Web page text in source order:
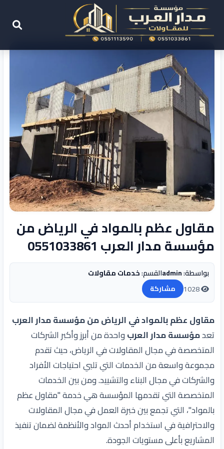
مقاول عظم بالمواد في الرياض من
مؤسسة مدار العرب 0551033861
بواسطة:adminالقسم:خدمات مقاولات
مشاركة
مقاول عظم بالمواد في الرياض من مؤسسة مدار العرب
تعدمؤسسة مدار العربواحدة من أبرز وأكبر الشركات
المتخصصة في مجال المقاولات في الرياض، حيث تقدم
مجموعة واسعة من الخدمات التي تلبي احتياجات الأفراد
والشركات في مجال البناء والتشييد. ومن بين الخدمات
المتخصصة التي تقدمها المؤسسة هي خدمة "مقاول عظم
بالمواد"، التي تجمع بين خبرة العمل في مجال المقاولات
والاحترافية في استخدام أحدث المواد والأنظمة لضمان تنفيذ
المشاريع بأعلى مستويات الجودة.